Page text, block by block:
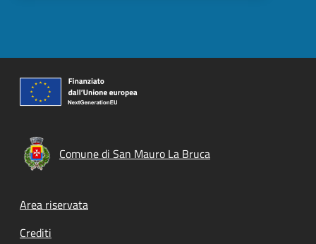
Comune di San Mauro La Bruca
Footer menu
Area riservata
Crediti